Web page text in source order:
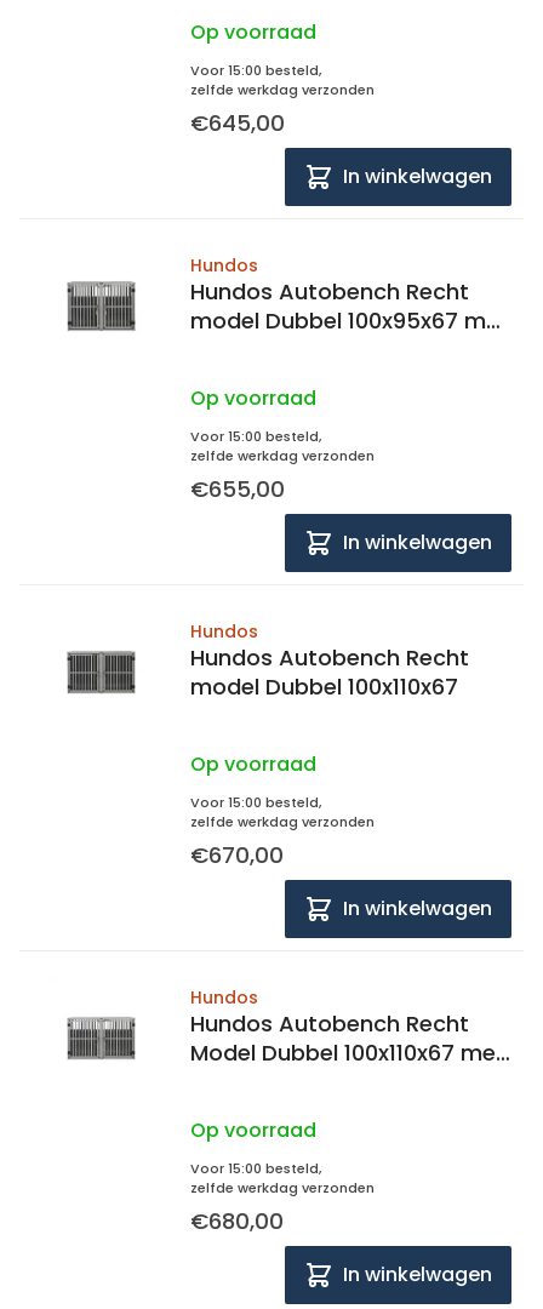
Op voorraad
Voor 15:00 besteld,
zelfde werkdag verzonden
€645,00
In winkelwagen
Hundos
Hundos Autobench Recht
model Dubbel 100x95x67 met
Op voorraad
Voor 15:00 besteld,
zelfde werkdag verzonden
€655,00
In winkelwagen
Hundos
Hundos Autobench Recht
model Dubbel 100x110x67
Op voorraad
Voor 15:00 besteld,
zelfde werkdag verzonden
€670,00
In winkelwagen
Hundos
Hundos Autobench Recht
Model Dubbel 100x110x67 met
Op voorraad
Voor 15:00 besteld,
zelfde werkdag verzonden
€680,00
In winkelwagen